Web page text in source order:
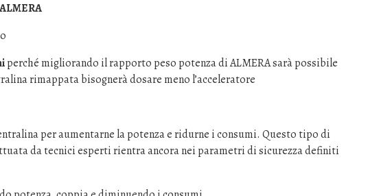
perché migliorando il rapporto peso potenza di ALMERA sarà possibile
rimappata bisognerà dosare meno l’acceleratore
per aumentarne la potenza e ridurne i consumi. Questo tipo di
da tecnici esperti rientra ancora nei parametri di sicurezza definiti